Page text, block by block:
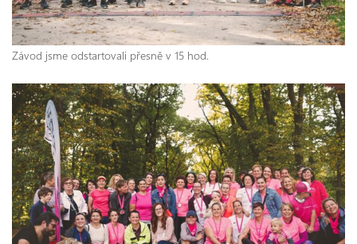
Závod jsme odstartovali přesně v 15 hod.